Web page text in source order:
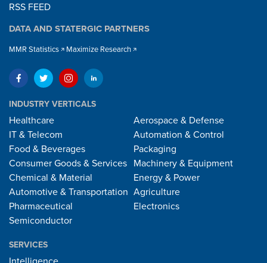
RSS FEED
DATA AND STATERGIC PARTNERS
MMR Statistics Maximize Research
INDUSTRY VERTICALS
Healthcare
IT & Telecom
Food & Beverages
Consumer Goods & Services
Chemical & Material
Automotive & Transportation
Pharmaceutical
Semiconductor
Aerospace & Defense
Automation & Control
Packaging
Machinery & Equipment
Energy & Power
Agriculture
Electronics
SERVICES